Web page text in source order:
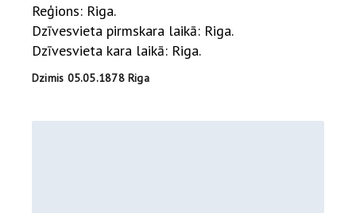
Reģions: Riga.
Dzīvesvieta pirmskara laikā: Riga.
Dzīvesvieta kara laikā: Riga.
Dzimis 05.05.1878 Riga